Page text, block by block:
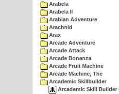
Arabela
Arabela II
Arabian Adventure
Arachnid
Arax
Arcade Adventure
Arcade Attack
Arcade Bonanza
Arcade Fruit Machine
Arcade Machine, The
Arcademic Skillbuilder
Arcademic Skill Builder